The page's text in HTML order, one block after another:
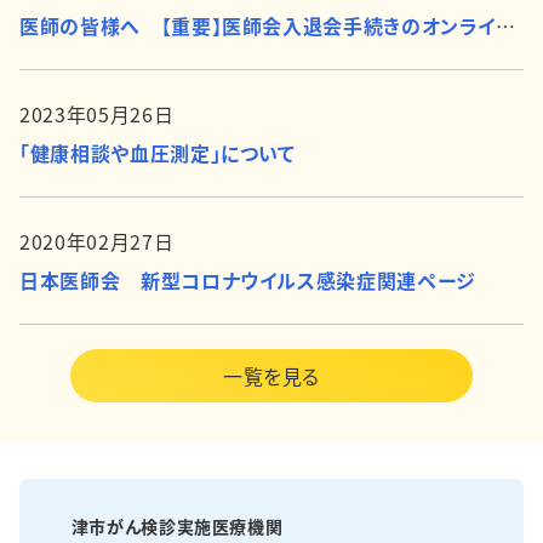
医師の皆様へ 【重要】医師会入退会手続きのオンライン化について
2023年05月26日
「健康相談や血圧測定」について
2020年02月27日
日本医師会 新型コロナウイルス感染症関連ページ
一覧を見る
津市がん検診実施医療機関